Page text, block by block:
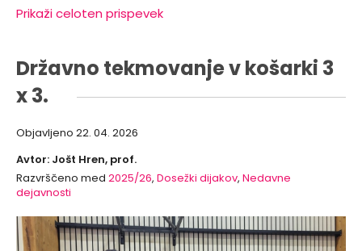
Prikaži celoten prispevek
Državno tekmovanje v košarki 3
x 3.
Objavljeno 22. 04. 2026
Avtor: Jošt Hren, prof.
Razvrščeno med 2025/26, Dosežki dijakov, Nedavne
dejavnosti